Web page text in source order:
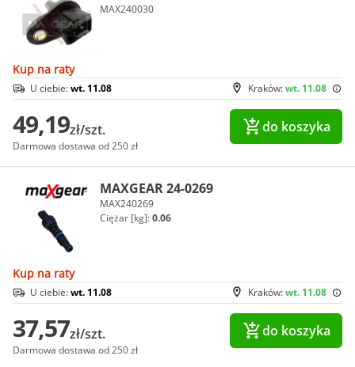
MAX240030
Kup na raty
Kraków:wt. 11.08
U ciebie:wt. 11.08
49,19zł/szt.
Darmowa dostawa od 250 zł
do koszyka
MAXGEAR 24-0269
MAX240269
Ciężar [kg]:0.06
Kup na raty
Kraków:wt. 11.08
U ciebie:wt. 11.08
37,57zł/szt.
Darmowa dostawa od 250 zł
do koszyka